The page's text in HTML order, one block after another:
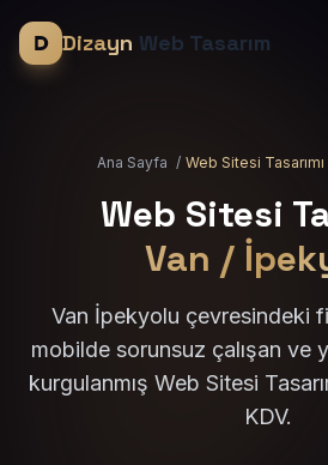
Dizayn Web Tasarım
Ana Sayfa / Web Sitesi Tasarımı
Web Sitesi
Van /
Van İpekyolu çevresindeki
mobilde sorunsuz çalışan ve
kurgulanmış Web Sitesi
KDV.